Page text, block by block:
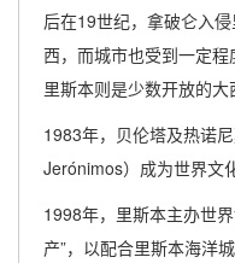
后在19世纪，拿破仑入
西，而城市也受到一定程
里斯本则是少数开放的大
1983年，贝伦塔及热诺
Jerónimos）成为世界文
1998年，里斯本主办世
产”，以配合里斯本海洋